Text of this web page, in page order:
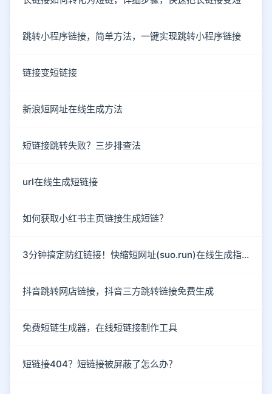
跳转小程序链接，简单方法，一键实现跳转小程序链接
链接变短链接
新浪短网址在线生成方法
短链接跳转失败？三步排查法
url在线生成短链接
如何获取小红书主页链接生成短链？
3分钟搞定防红链接！快缩短网址(suo.run)在线生成指南
抖音跳转网店链接，抖音三方跳转链接免费生成
免费短链生成器，在线短链接制作工具
短链接404？短链接被屏蔽了怎么办？